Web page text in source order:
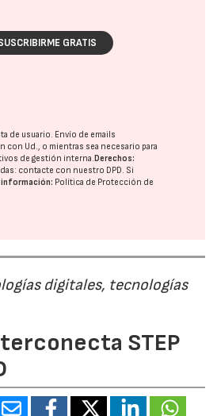
GRATIS
de usuario. Envío de emails
con Ud., o mientras sea necesario para
de gestión interna.Derechos:
contacte con nuestro DPD. Si
información: Política de Protección de
digitales, tecnologías
STEP